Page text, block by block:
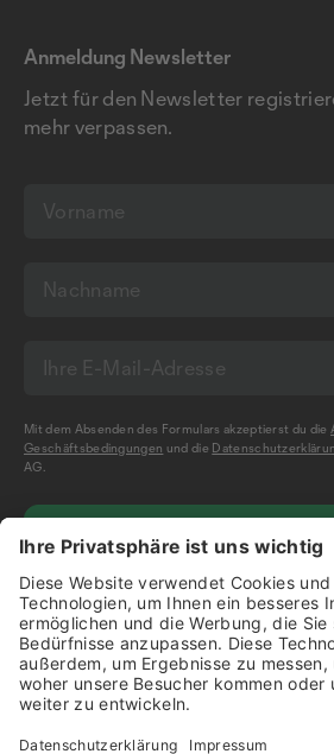
Anmeldung Newsletter
Jetzt für den Newsletter
mehr verpassen.
Mit dem Absenden des Formulars akzeptierst du die
Geschäftsbedingungen und die
AG.